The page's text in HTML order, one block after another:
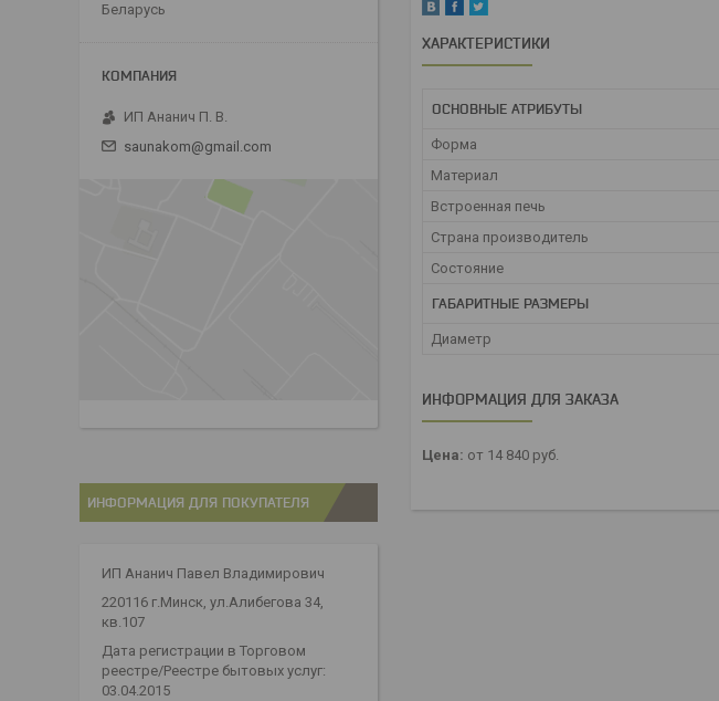
ХАРАКТЕРИСТИКИ
ОСНОВНЫЕ АТРИБУТЫ
Форма
Материал
Встроенная печь
Страна производитель
Состояние
ГАБАРИТНЫЕ РАЗМЕРЫ
Диаметр
ИНФОРМАЦИЯ ДЛЯ ЗАКАЗА
Цена: от 14 840 руб.
Беларусь
ИП Ананич П. В.
saunakom@gmail.com
ИНФОРМАЦИЯ ДЛЯ ПОКУПАТЕЛЯ
ИП Ананич Павел Владимирович
220116 г.Минск, ул.Алибегова 34,
кв.107
Дата регистрации в Торговом
реестре/Реестре бытовых услуг:
03.04.2015